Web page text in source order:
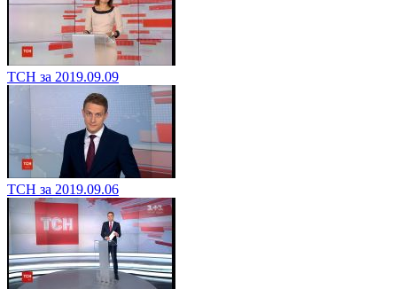
ТСН за 2019.09.09
ТСН за 2019.09.06